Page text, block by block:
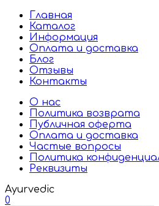
Главная
Каталог
Информация
Оплата и доставка
Блог
Отзывы
Контакты
О нас
Политика возврата
Публичная оферта
Оплата и доставка
Частые вопросы
Политика
Реквизиты
Ayurvedic
0